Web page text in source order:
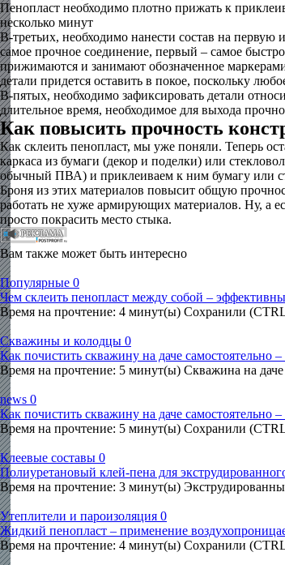
Пенопласт необходимо плотно прижать к
несколько минут
В-третьих, необходимо нанести состав на
самое прочное соединение, первый – самое
прижимаются и занимают обозначенное
детали придется оставить в покое, поскольку
В-пятых, необходимо зафиксировать детали
длительное время, необходимое для выхода
Как повысить прочность
Как склеить пенопласт, мы уже поняли. Теперь
каркаса из бумаги (декор и поделки) или
обычный ПВА) и приклеиваем к ним бумагу или
Броня из этих материалов повысит общую
работать не хуже армирующих материалов. Ну, а
просто покрасить место стыка.
Вам также может быть интересно
Популярные 0
Чем склеить пенопласт между собой –
Время на прочтение: 4 минут(ы) Сохранили
Скважины и колодцы 0
Как почистить скважину на даче
Время на прочтение: 5 минут(ы) Скважина на даче
news 0
Как почистить скважину на даче
Время на прочтение: 5 минут(ы) Сохранили
Клеевые составы 0
Полиуретановый клей-пена для
Время на прочтение: 3 минут(ы)
Утеплители и пароизоляция 0
Жидкий пенопласт – применение
Время на прочтение: 4 минут(ы) Сохранили